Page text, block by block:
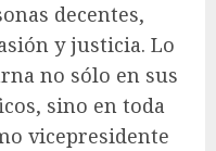
decentes,
y justicia. Lo
no sólo en sus
sino en toda
vicepresidente